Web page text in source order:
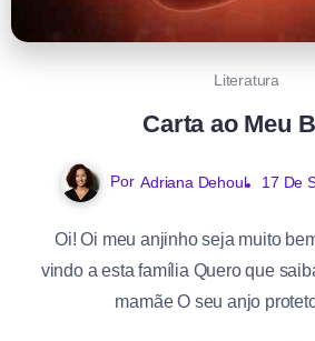
Literatura
Carta ao Meu
Por Adriana Dehoul 17 De
Oi! Oi meu anjinho seja muito
vindo a esta família Quero que
mamãe O seu anjo